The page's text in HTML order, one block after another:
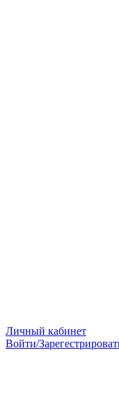
Личный кабинет
Войти/